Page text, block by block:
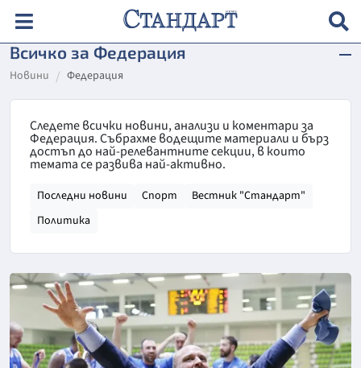
Всичко за Федерация
Новини Федерация
Следете всички новини, анализи и коментари за
Федерация. Събрахме водещите материали и бърз
достъп до най-релевантните секции, в които
темата се развива най-активно.
Последни новини Спорт
Вестник "Стандарт"
Политика